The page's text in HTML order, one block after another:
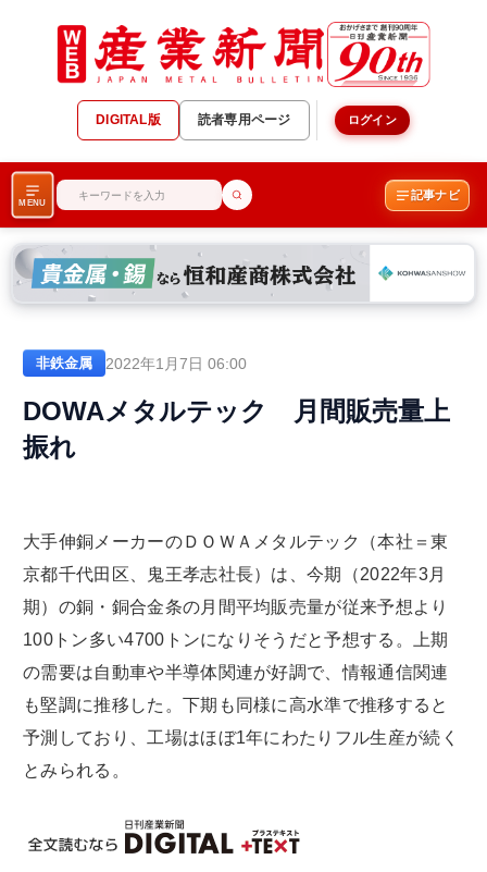
DIGITAL版 読者専用ページ ログイン
MENU
記事ナビ
非鉄金属 2022年1月7日 06:00
DOWAメタルテック 月間販売量上
振れ
大手伸銅メーカーのＤＯＷＡメタルテック（本社＝東
京都千代田区、鬼王孝志社長）は、今期（2022年3月
期）の銅・銅合金条の月間平均販売量が従来予想より
100トン多い4700トンになりそうだと予想する。上期
の需要は自動車や半導体関連が好調で、情報通信関連
も堅調に推移した。下期も同様に高水準で推移すると
予測しており、工場はほぼ1年にわたりフル生産が続く
とみられる。